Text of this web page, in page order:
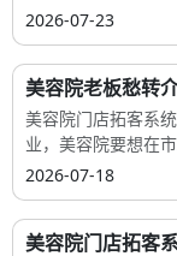
2026-08-01
美容院老板愁推
突破美容院推广困
美容行业，美容院
2026-07-26
美容院拓客app